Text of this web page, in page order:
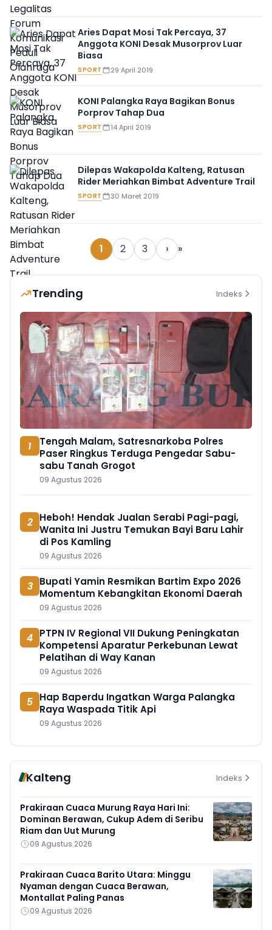
Aries Dapat Mosi Tak Percaya, 37
Anggota KONI Desak Musorprov Luar
Biasa
SPORT 29 April 2019
KONI Palangka Raya Bagikan Bonus
Porprov Tahap Dua
SPORT 14 April 2019
Dilepas Wakapolda Kalteng, Ratusan
Rider Meriahkan Bimbat Adventure Trail
SPORT 30 Maret 2019
1 2 3 › »
Trending Indeks
1
Tengah Malam, Satresnarkoba Polres
Paser Ringkus Terduga Pengedar Sabu-
sabu Tanah Grogot
09 Agustus 2026
2 Heboh! Hendak Jualan Serabi Pagi-pagi,
Wanita Ini Justru Temukan Bayi Baru Lahir
di Pos Kamling
09 Agustus 2026
3 Bupati Yamin Resmikan Bartim Expo 2026
Momentum Kebangkitan Ekonomi Daerah
09 Agustus 2026
4 PTPN IV Regional VII Dukung Peningkatan
Kompetensi Aparatur Perkebunan Lewat
Pelatihan di Way Kanan
09 Agustus 2026
5 Hap Baperdu Ingatkan Warga Palangka
Raya Waspada Titik Api
09 Agustus 2026
Kalteng Indeks
Prakiraan Cuaca Murung Raya Hari Ini:
Dominan Berawan, Cukup Adem di Seribu
Riam dan Uut Murung
09 Agustus 2026
Prakiraan Cuaca Barito Utara: Minggu
Nyaman dengan Cuaca Berawan,
Montallat Paling Panas
09 Agustus 2026